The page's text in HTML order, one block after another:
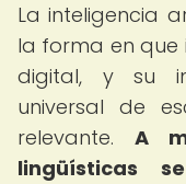
La inteligencia
la forma en
digital, y su
universal de
relevante. A
lingüísticas